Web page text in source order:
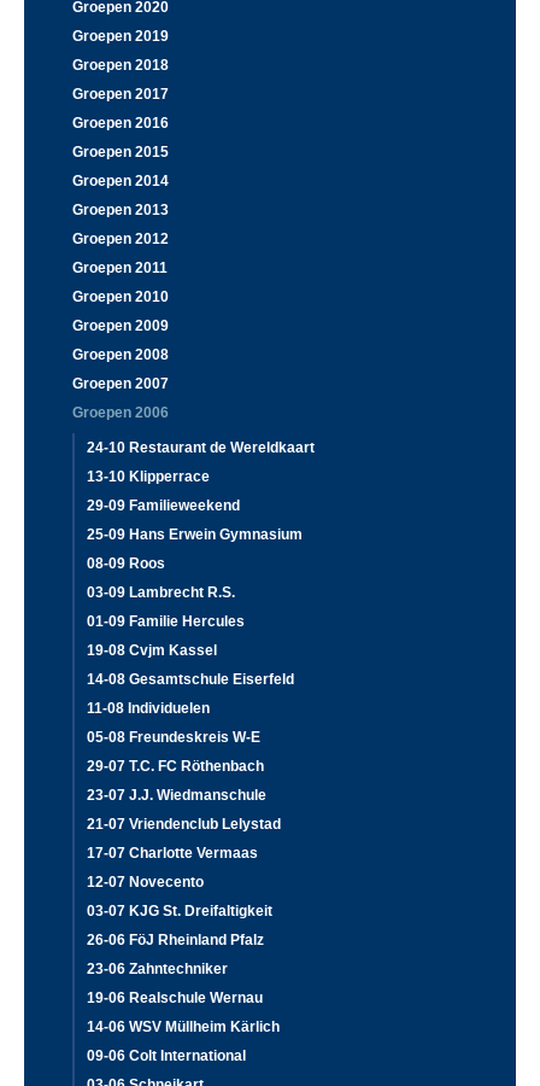
Groepen 2020
Groepen 2019
Groepen 2018
Groepen 2017
Groepen 2016
Groepen 2015
Groepen 2014
Groepen 2013
Groepen 2012
Groepen 2011
Groepen 2010
Groepen 2009
Groepen 2008
Groepen 2007
Groepen 2006
24-10 Restaurant de Wereldkaart
13-10 Klipperrace
29-09 Familieweekend
25-09 Hans Erwein Gymnasium
08-09 Roos
03-09 Lambrecht R.S.
01-09 Familie Hercules
19-08 Cvjm Kassel
14-08 Gesamtschule Eiserfeld
11-08 Individuelen
05-08 Freundeskreis W-E
29-07 T.C. FC Röthenbach
23-07 J.J. Wiedmanschule
21-07 Vriendenclub Lelystad
17-07 Charlotte Vermaas
12-07 Novecento
03-07 KJG St. Dreifaltigkeit
26-06 FöJ Rheinland Pfalz
23-06 Zahntechniker
19-06 Realschule Wernau
14-06 WSV Müllheim Kärlich
09-06 Colt International